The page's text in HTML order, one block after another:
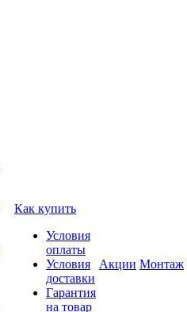
Как купить
Условия
оплаты
Условия
доставки
Гарантия
на товар
Акции Монтаж